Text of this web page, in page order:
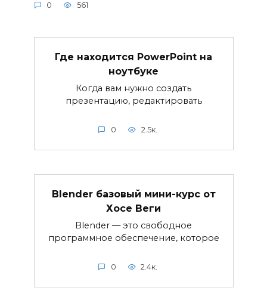
0 561
Где находится PowerPoint на
ноутбуке
Когда вам нужно создать
презентацию, редактировать
0 2.5к.
Blender базовый мини-курс от
Хосе Веги
Blender — это свободное
программное обеспечение, которое
0 2.4к.